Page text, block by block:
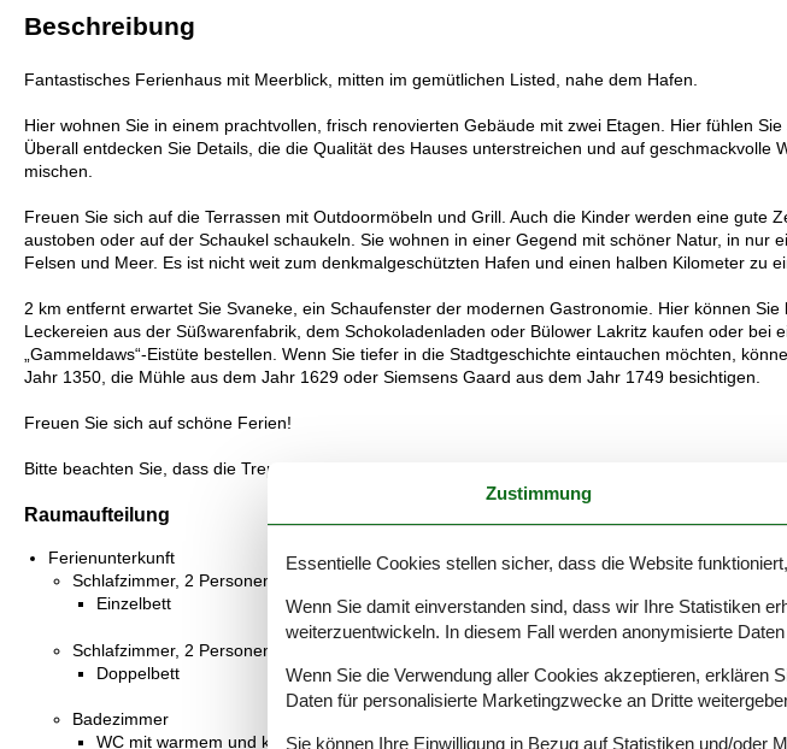
Beschreibung
Fantastisches Ferienhaus mit Meerblick, mitten im gemütlichen Listed, nahe dem Hafen.
Hier wohnen Sie in einem prachtvollen, frisch renovierten Gebäude mit zwei Etagen. Hier fühlen
Überall entdecken Sie Details, die die Qualität des Hauses unterstreichen und auf geschmackvolle
mischen.
Freuen Sie sich auf die Terrassen mit Outdoormöbeln und Grill. Auch die Kinder werden eine gute
austoben oder auf der Schaukel schaukeln. Sie wohnen in einer Gegend mit schöner Natur, in nur
Felsen und Meer. Es ist nicht weit zum denkmalgeschützten Hafen und einen halben Kilometer zu
2 km entfernt erwartet Sie Svaneke, ein Schaufenster der modernen Gastronomie. Hier können
Leckereien aus der Süßwarenfabrik, dem Schokoladenladen oder Bülower Lakritz kaufen oder bei
„Gammeldaws“-Eistüte bestellen. Wenn Sie tiefer in die Stadtgeschichte eintauchen möchten,
Jahr 1350, die Mühle aus dem Jahr 1629 oder Siemsens Gaard aus dem Jahr 1749 besichtigen.
Freuen Sie sich auf schöne Ferien!
Bitte beachten Sie, dass die Treppe zum 1. Stock etwas steil ist. Der Garten wird mit den Inseraten
Raumaufteilung
Ferienunterkunft
Schlafzimmer, 2 Personen
Einzelbett
Schlafzimmer, 2 Personen
Doppelbett
Badezimmer
WC mit warmem und kaltem Wasser, Dusche
Zustimmung
Essentielle Cookies stellen sicher, dass die Website
Wenn Sie damit einverstanden sind, dass wir Ihre Statistiken
weiterzuentwickeln. In diesem Fall werden anonymisierte
Wenn Sie die Verwendung aller Cookies akzeptieren,
Daten für personalisierte Marketingzwecke an Dritte
Sie können Ihre Einwilligung in Bezug auf Statistiken und/oder